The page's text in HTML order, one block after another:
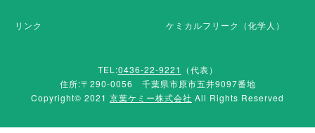
リンク ケミカルフリーク（化学人）
TEL:0436-22-9221 （代表）
住所:〒290-0056 千葉県市原市五井9097番地
Copyright© 2021 京葉ケミー株式会社 All Rights Reserved